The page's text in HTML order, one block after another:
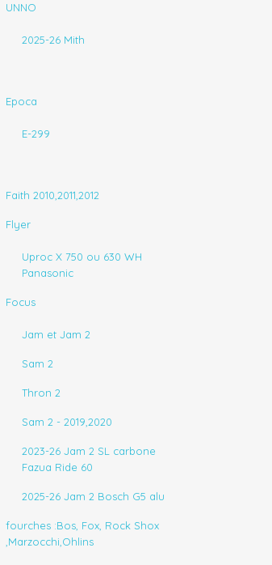
UNNO
2025-26 Mith
Epoca
E-299
Faith 2010,2011,2012
Flyer
Uproc X 750 ou 630 WH
Panasonic
Focus
Jam et Jam 2
Sam 2
Thron 2
Sam 2 - 2019,2020
2023-26 Jam 2 SL carbone
Fazua Ride 60
2025-26 Jam 2 Bosch G5 alu
fourches :Bos, Fox, Rock Shox
,Marzocchi,Ohlins